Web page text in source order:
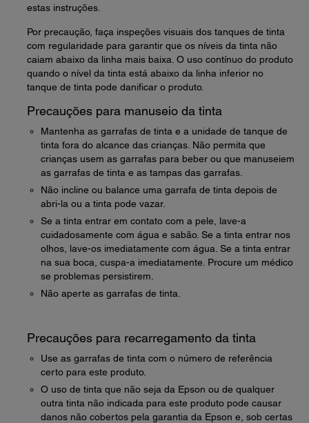
estas instruções.
Por precaução, faça inspeções visuais dos tanques de tinta
com regularidade para garantir que os níveis da tinta não
caiam abaixo da linha mais baixa. O uso contínuo do produto
quando o nível da tinta está abaixo da linha inferior no
tanque de tinta pode danificar o produto.
Precauções para manuseio da tinta
Mantenha as garrafas de tinta e a unidade de tanque de
tinta fora do alcance das crianças. Não permita que
crianças usem as garrafas para beber ou que manuseiem
as garrafas de tinta e as tampas das garrafas.
Não incline ou balance uma garrafa de tinta depois de
abri-la ou a tinta pode vazar.
Se a tinta entrar em contato com a pele, lave-a
cuidadosamente com água e sabão. Se a tinta entrar nos
olhos, lave-os imediatamente com água. Se a tinta entrar
na sua boca, cuspa-a imediatamente. Procure um médico
se problemas persistirem.
Não aperte as garrafas de tinta.
Precauções para recarregamento da tinta
Use as garrafas de tinta com o número de referência
certo para este produto.
O uso de tinta que não seja da Epson ou de qualquer
outra tinta não indicada para este produto pode causar
danos não cobertos pela garantia da Epson e, sob certas